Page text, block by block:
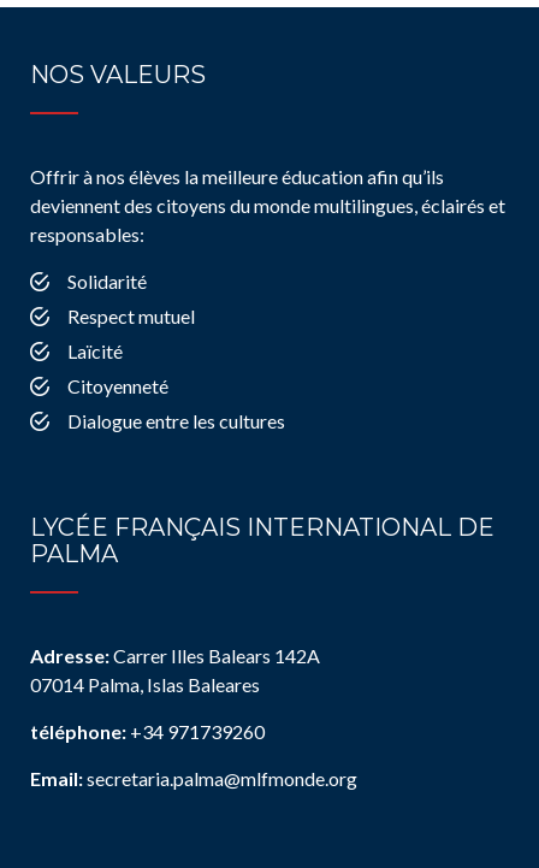
NOS VALEURS
Offrir à nos élèves la meilleure éducation afin qu’ils
deviennent des citoyens du monde multilingues, éclairés et
responsables:
Solidarité
Respect mutuel
Laïcité
Citoyenneté
Dialogue entre les cultures
LYCÉE FRANÇAIS INTERNATIONAL DE
PALMA
Adresse:Carrer Illes Balears 142A
07014 Palma, Islas Baleares
téléphone: +34 971739260
Email:secretaria.palma@mlfmonde.org